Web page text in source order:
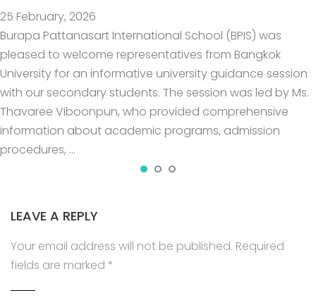
25 February, 2026
Burapa Pattanasart International School (BPIS) was
pleased to welcome representatives from Bangkok
University for an informative university guidance session
with our secondary students. The session was led by Ms.
Thavaree Viboonpun, who provided comprehensive
information about academic programs, admission
procedures, …
LEAVE A REPLY
Your email address will not be published. Required
fields are marked *